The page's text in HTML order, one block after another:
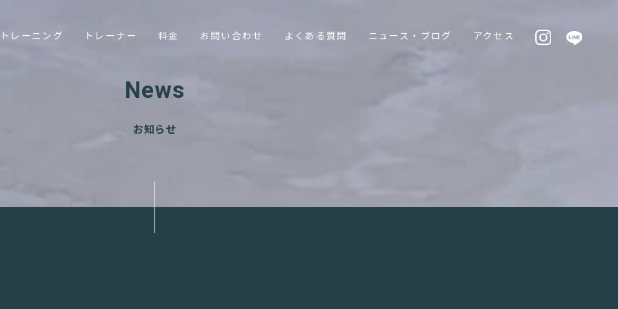
トレーニング トレーナー 料金 お問い合わせ よくある質問 ニュース・ブログ アクセス
News
お知らせ